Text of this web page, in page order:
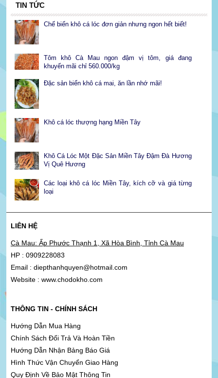
TIN TỨC
Chế biến khô cá lóc đơn giản nhưng ngon hết biết!
Tôm khô Cà Mau ngon đậm vị tôm, giá đang
khuyến mãi chỉ 560.000/kg
Đặc sản biển khô cá mai, ăn lần nhớ mãi!
Khô cá lóc thượng hạng Miền Tây
Khô Cá Lóc Một Đặc Sản Miền Tây Đậm Đà Hương
Vị Quê Hương
Các loại khô cá lóc Miền Tây, kích cỡ và giá từng
loại
LIÊN HỆ
Cà Mau: Ấp Phước Thạnh 1, Xã Hòa Bình, Tỉnh Cà Mau
HP : 0909228083
Email : diepthanhquyen@hotmail.com
Website : www.chodokho.com
THÔNG TIN - CHÍNH SÁCH
Hướng Dẫn Mua Hàng
Chính Sách Đổi Trả Và Hoàn Tiền
Hướng Dẫn Nhận Bảng Báo Giá
Hình Thức Vận Chuyển Giao Hàng
Quy Định Về Bảo Mật Thông Tin